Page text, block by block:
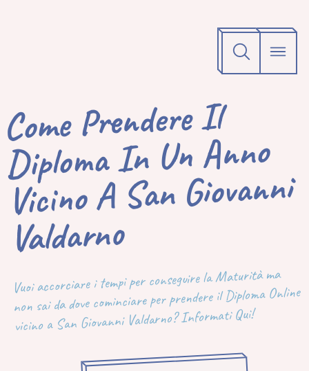
Come Prendere Il
Diploma In Un Anno
Vicino A San Giovanni
Valdarno
Vuoi accorciare i tempi per conseguire la Maturità ma
non sai da dove cominciare per prendere il Diploma Online
vicino a San Giovanni Valdarno? Informati Qui!